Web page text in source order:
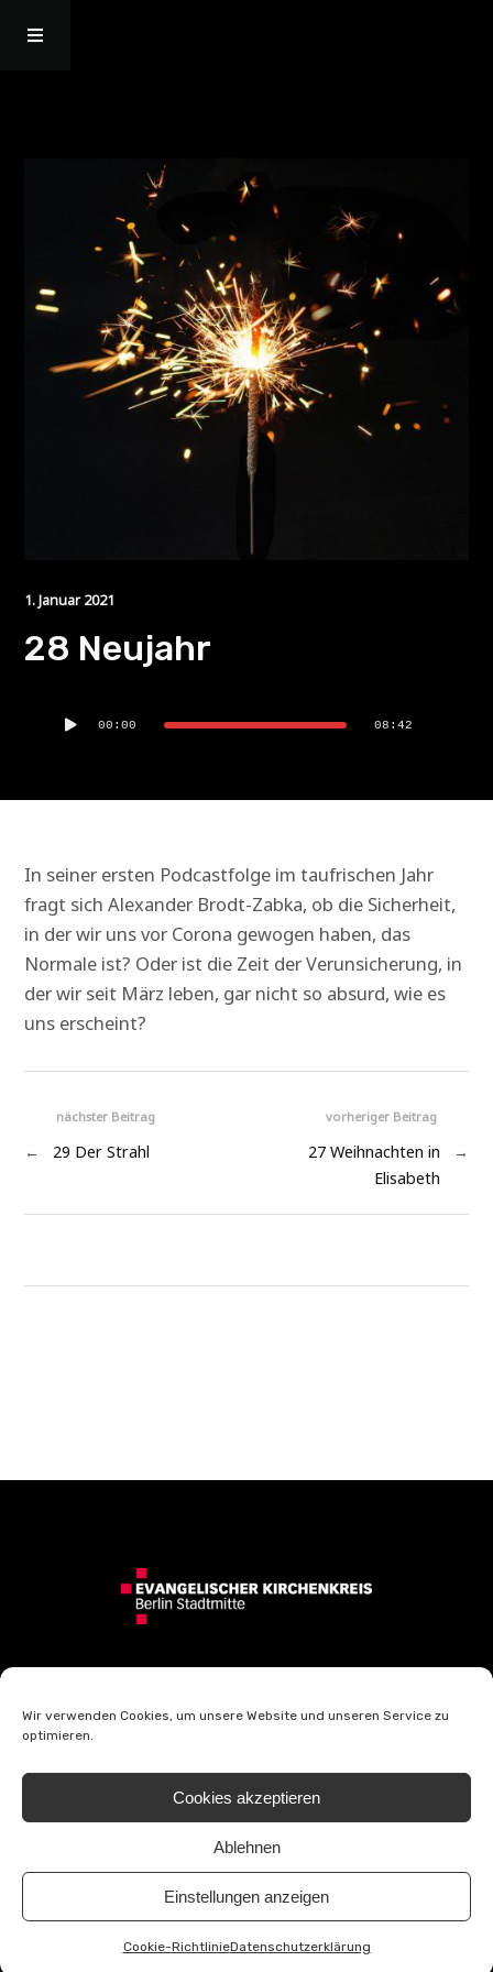
Wir verwenden Cookies, um unsere Website und unseren Service zu
optimieren.
Cookies akzeptieren
Ablehnen
Einstellungen anzeigen
Cookie-RichtlinieDatenschutzerklärung
Bonhoeffer
Über mich
Kontakt
1. Januar 2021
28 Neujahr
Player00:00 08:42
In seiner ersten Podcastfolge im taufrischen Jahr
fragt sich Alexander Brodt-Zabka, ob die Sicherheit,
in der wir uns vor Corona gewogen haben, das
Normale ist? Oder ist die Zeit der Verunsicherung, in
der wir seit März leben, gar nicht so absurd, wie es
uns erscheint?
vorheriger Beitrag
27 Weihnachten in
Elisabeth
→
nächster Beitrag
← 29 Der Strahl
Impressum
Datenschutzerklärung
Barrierefreiheitserklärung